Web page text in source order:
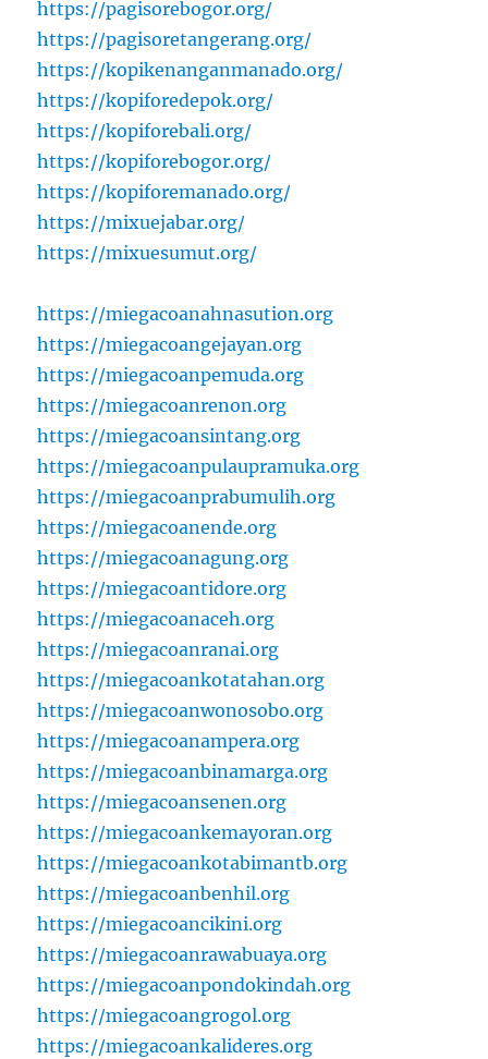
https://pagisorebogor.org/
https://pagisoretangerang.org/
https://kopikenanganmanado.org/
https://kopiforedepok.org/
https://kopiforebali.org/
https://kopiforebogor.org/
https://kopiforemanado.org/
https://mixuejabar.org/
https://mixuesumut.org/
https://miegacoanahnasution.org
https://miegacoangejayan.org
https://miegacoanpemuda.org
https://miegacoanrenon.org
https://miegacoansintang.org
https://miegacoanpulaupramuka.org
https://miegacoanprabumulih.org
https://miegacoanende.org
https://miegacoanagung.org
https://miegacoantidore.org
https://miegacoanaceh.org
https://miegacoanranai.org
https://miegacoankotatahan.org
https://miegacoanwonosobo.org
https://miegacoanampera.org
https://miegacoanbinamarga.org
https://miegacoansenen.org
https://miegacoankemayoran.org
https://miegacoankotabimantb.org
https://miegacoanbenhil.org
https://miegacoancikini.org
https://miegacoanrawabuaya.org
https://miegacoanpondokindah.org
https://miegacoangrogol.org
https://miegacoankalideres.org